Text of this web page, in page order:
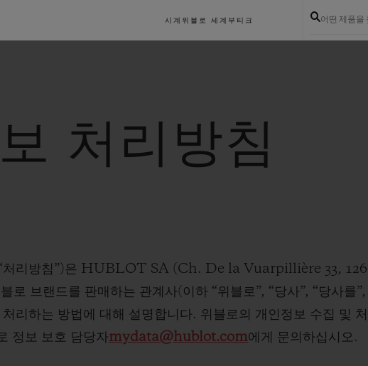
시계 위블로 세계 부티크 어떤 제품을
처리방침
“처리방침”)은 HUBLOT SA (Ch. De la Vuarpillière 33,
브랜드를 판매하는 관계사(이하 “위블로”, “당사”, “당사를”,
리하는 방법에 대해 설명합니다. 위블로의 개인정보 수집 및 처
정보 보호 담당자mydata@hublot.com에게 문의하십시오.
빅뱅
피치 세라믹
스피릿 오브 빅뱅
에센셜 토프 리로